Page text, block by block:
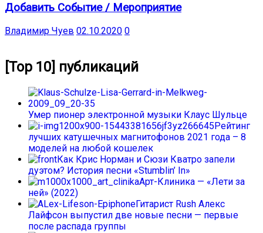
Добавить Событие / Мероприятие
Владимир Чуев 02.10.2020 0
[Top 10] публикаций
Умер пионер электронной музыки Клаус Шульце
Рейтинг
лучших катушечных магнитофонов 2021 года – 8
моделей на любой кошелек
Как Крис Норман и Сюзи Кватро запели
дуэтом? История песни «Stumblin’ In»
Арт-Клиника — «Лети за
ней» (2022)
Гитарист Rush Алекс
Лайфсон выпустил две новые песни — первые
после распада группы